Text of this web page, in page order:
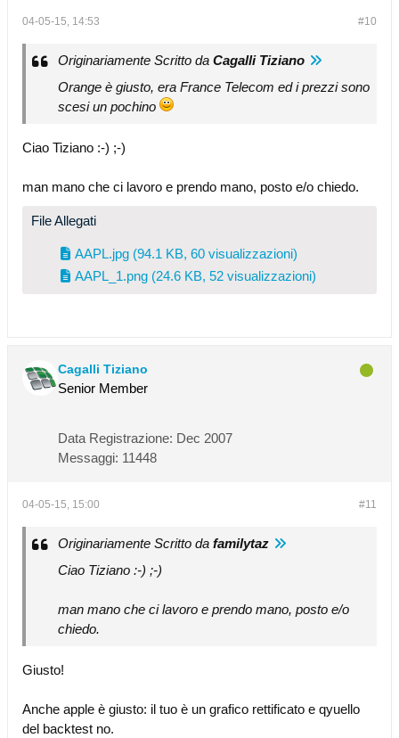
#10
04-05-15, 14:53
Originariamente Scritto da Cagalli Tiziano
Orange è giusto, era France Telecom ed i prezzi sono
scesi un pochino
Ciao Tiziano :-) ;-)
man mano che ci lavoro e prendo mano, posto e/o chiedo.
File Allegati
AAPL.jpg (94.1 KB, 60 visualizzazioni)
AAPL_1.png (24.6 KB, 52 visualizzazioni)
Cagalli Tiziano
Senior Member
Data Registrazione: Dec 2007
Messaggi: 11448
#11
04-05-15, 15:00
Originariamente Scritto da familytaz
Ciao Tiziano :-) ;-)
man mano che ci lavoro e prendo mano, posto e/o
chiedo.
Giusto!
Anche apple è giusto: il tuo è un grafico rettificato e qyuello
del backtest no.